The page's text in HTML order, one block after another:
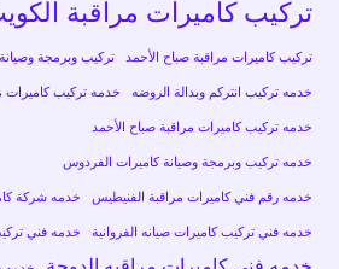
تركيب كاميرات مراقبة
تركيب كاميرات مراقبة صباح الأحمد تركيب وبرمجة
خدمه تركيب انتركم وبدالة الروضه خدمه تركيب كاميرات
خدمه تركيب كاميرات مراقبة صباح الأحمد
خدمه تركيب وبرمجة وصيانة كاميرات الفردوس
خدمه رقم فني كاميرات مراقبة الفنيطيس خدمه شركة
خدمه فني تركيب كاميرات صيانه الفروانية خدمه فني